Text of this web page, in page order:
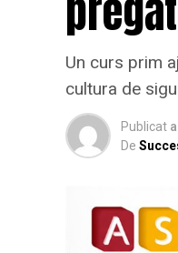
Un curs prim
cultura de
Publicat
De